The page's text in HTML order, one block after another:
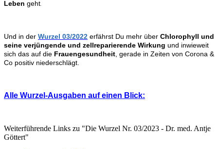
Leben geht.
Und in der Wurzel 03/2022 erfährst Du mehr über Chlorophyll und
seine verjüngende und zellreparierende Wirkung und inwieweit
sich das auf die Frauengesundheit, gerade in Zeiten von Corona &
Co positiv niederschlägt.
Alle Wurzel-Ausgaben auf einen Blick:
Weiterführende Links zu "Die Wurzel Nr. 03/2023 - Dr. med. Antje
Göttert"